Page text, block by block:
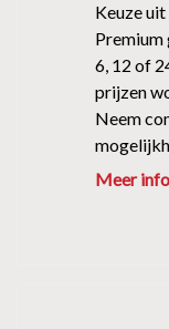
Keuze
Premium
6, 12 of
prijzen
Neem
auto
Meer